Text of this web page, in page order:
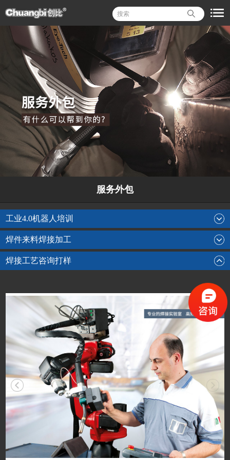
服务外包
工业4.0机器人培训
焊件来料焊接加工
焊接工艺咨询打样